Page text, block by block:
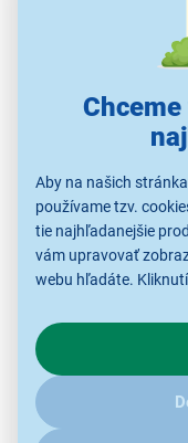
Aby na našich
používame tzv.
tie najhľadanejšie
vám upravovať
webu hľadáte.
o chovaní na webe
V prípade že vás
ďalšími údaji
Bezdrôtový
Micro (2nd
pripojenie cez
výdrž batérie
možnosť
vstavaný